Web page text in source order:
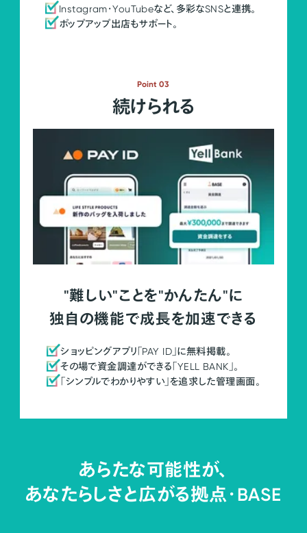
Instagram・YouTubeなど、多彩なSNSと連携。
ポップアップ出店もサポート。
Point 03
続けられる
"難しい"ことを"かんたん"に
独自の機能で成長を加速できる
ショッピングアプリ「PAY ID」に無料掲載。
その場で資金調達ができる「YELL BANK」。
「シンプルでわかりやすい」を追求した管理画面。
あらたな可能性が、
あなたらしさと広がる拠点・BASE